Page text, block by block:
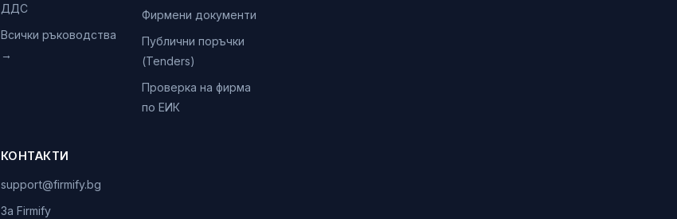
ДДС
Всички ръководства
→
Фирмени документи
Публични поръчки
(Tenders)
Проверка на фирма
по ЕИК
КОНТАКТИ
support@firmify.bg
За Firmify